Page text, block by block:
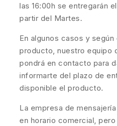
las 16:00h se entregarán
partir del Martes.
En algunos casos y
producto, nuestro equipo
pondrá en contacto para
informarte del plazo de
disponible el producto.
La empresa de
en horario comercial,